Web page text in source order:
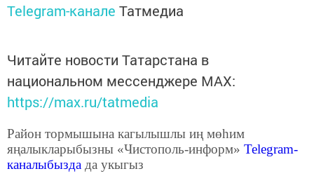
Telegram-канале Татмедиа
Читайте новости Татарстана в
национальном мессенджере MАХ:
https://max.ru/tatmedia
Район тормышына кагылышлы иң мөһим
яңалыкларыбызны «Чистополь-информ» Telegram-
каналыбызда да укыгыз